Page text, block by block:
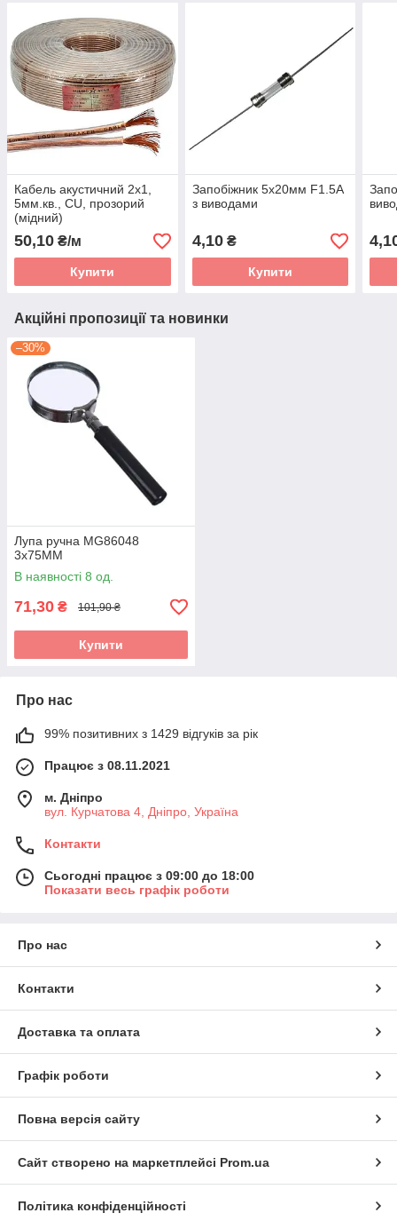
Кабель акустичний 2х1,
5мм.кв., CU, прозорий
(мідний)
50,10 ₴/м
Купити
Запобіжник 5х20мм F1.5A
з виводами
4,10₴
Купити
Акційні пропозиції та новинки
–30%
Лупа ручна MG86048
3х75ММ
В наявності 8 од.
71,30 ₴ 101,90 ₴
Купити
Про нас
99% позитивних з 1429 відгуків за рік
Працює з 08.11.2021
м. Дніпро
вул. Курчатова 4, Дніпро, Україна
Контакти
Сьогодні працює з 09:00 до 18:00
Показати весь графік роботи
Про нас
Контакти
Доставка та оплата
Графік роботи
Повна версія сайту
Сайт створено на маркетплейсі Prom.ua
Політика конфіденційності